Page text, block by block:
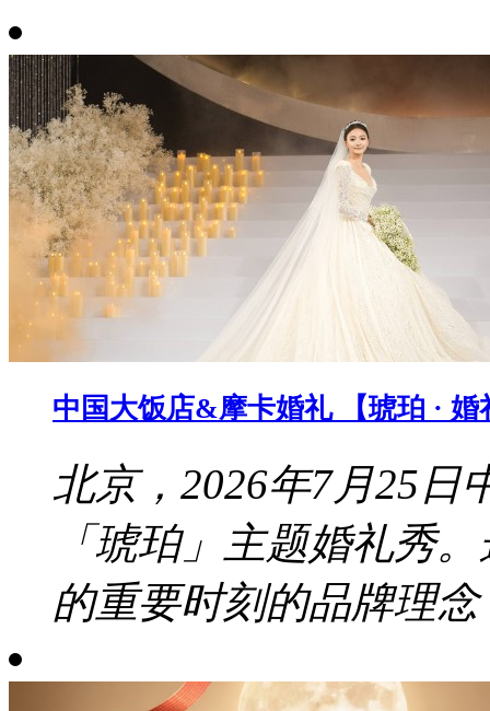
中国大饭店&摩卡婚礼 【琥珀 ·
北京，2026年7月25日
「琥珀」主题婚礼秀
的重要时刻的品牌理念